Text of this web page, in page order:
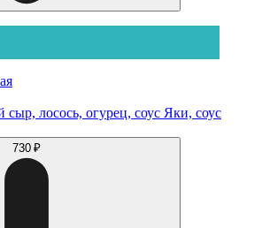
лосось, огурец, соус Яки, соус
730 ₽